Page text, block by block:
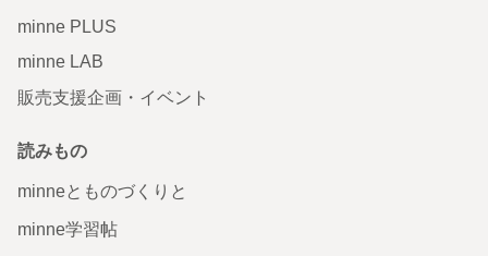
minne PLUS
minne LAB
販売支援企画・イベント
読みもの
minneとものづくりと
minne学習帖